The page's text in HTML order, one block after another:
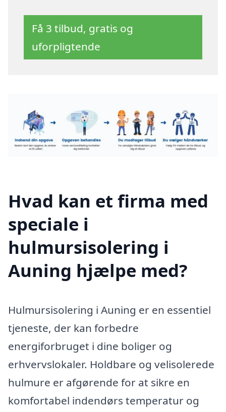
Få 3 tilbud, gratis og
uforpligtende
Hvad kan et firma med
speciale i
hulmursisolering i
Auning hjælpe med?
Hulmursisolering i Auning er en essentiel
tjeneste, der kan forbedre
energiforbruget i dine boliger og
erhvervslokaler. Holdbare og velisolerede
hulmure er afgørende for at sikre en
komfortabel indendørs temperatur og